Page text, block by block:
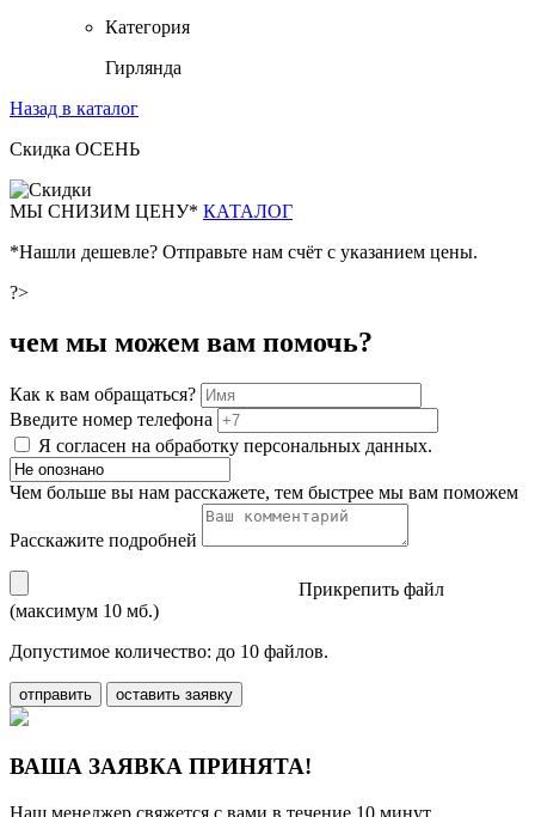
Категория
Гирлянда
Назад в каталог
Скидка ОСЕНЬ
МЫ СНИЗИМ ЦЕНУ* КАТАЛОГ
*Нашли дешевле? Отправьте нам счёт с указанием цены.
?>
чем мы можем вам помочь?
Как к вам обращаться?
Введите номер телефона
Я согласен на обработку персональных данных.
Чем больше вы нам расскажете, тем быстрее мы вам поможем
Расскажите подробней
Прикрепить файл
(максимум 10 мб.)
Допустимое количество: до 10 файлов.
отправить оставить заявку
ВАША ЗАЯВКА ПРИНЯТА!
Наш менеджер свяжется с вами в течение 10 минут.